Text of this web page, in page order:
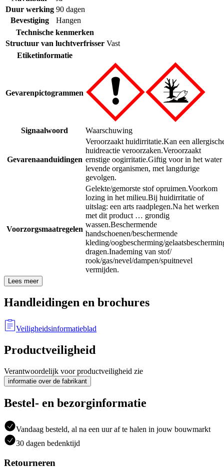
Duur werking 90 dagen
Bevestiging
Hangen
Technische kenmerken
Structuur van luchtverfrisser Vast
Etiketinformatie
Gevarenpictogrammen
Signaalwoord Waarschuwing
Gevarenaanduidingen
Veroorzaakt huidirritatie.Kan een
huidreactie veroorzaken.Veroorzaakt
ernstige oogirritatie.Giftig voor in het water
levende organismen, met langdurige
gevolgen.
Voorzorgsmaatregelen
Gelekte/gemorste stof opruimen.Voorkom
lozing in het milieu.Bij huidirritatie of
uitslag: een arts raadplegen.Na het werken
met dit product … grondig
wassen.Beschermende
handschoenen/beschermende
kleding/oogbescherming/
dragen.Inademing van stof/
rook/gas/nevel/dampen/spuitnevel
vermijden.
Lees meer
Handleidingen en brochures
Veiligheidsinformatieblad
Productveiligheid
Verantwoordelijk voor productveiligheid zie
informatie over de fabrikant
Bestel- en bezorginformatie
Vandaag besteld, al na een uur af te halen in jouw bouwmarkt
30 dagen bedenktijd
Retourneren